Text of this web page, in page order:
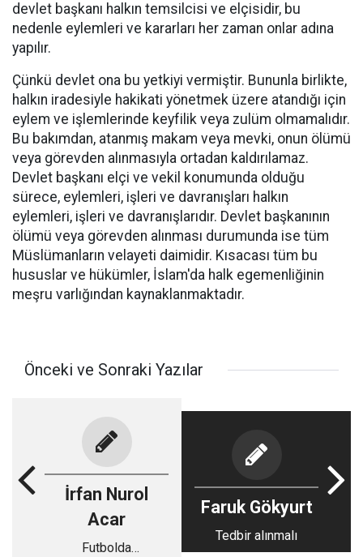
devlet başkanı halkın temsilcisi ve elçisidir, bu
nedenle eylemleri ve kararları her zaman onlar adına
yapılır.
Çünkü devlet ona bu yetkiyi vermiştir. Bununla birlikte,
halkın iradesiyle hakikati yönetmek üzere atandığı için
eylem ve işlemlerinde keyfilik veya zulüm olmamalıdır.
Bu bakımdan, atanmış makam veya mevki, onun ölümü
veya görevden alınmasıyla ortadan kaldırılamaz.
Devlet başkanı elçi ve vekil konumunda olduğu
sürece, eylemleri, işleri ve davranışları halkın
eylemleri, işleri ve davranışlarıdır. Devlet başkanının
ölümü veya görevden alınması durumunda ise tüm
Müslümanların velayeti daimidir. Kısacası tüm bu
hususlar ve hükümler, İslam'da halk egemenliğinin
meşru varlığından kaynaklanmaktadır.
Önceki ve Sonraki Yazılar
İrfan Nurol
Acar
Futbolda
Faruk Gökyurt
Tedbir alınmalı